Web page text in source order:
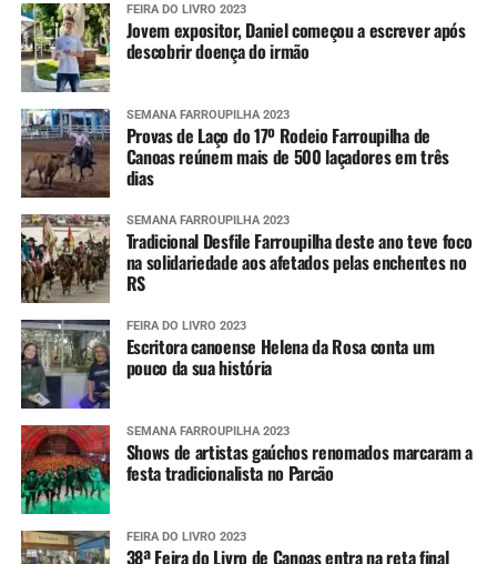
FEIRA DO LIVRO 2023
Jovem expositor, Daniel começou a escrever após
descobrir doença do irmão
SEMANA FARROUPILHA 2023
Provas de Laço do 17º Rodeio Farroupilha de
Canoas reúnem mais de 500 laçadores em três
dias
SEMANA FARROUPILHA 2023
Tradicional Desfile Farroupilha deste ano teve foco
na solidariedade aos afetados pelas enchentes no
RS
FEIRA DO LIVRO 2023
Escritora canoense Helena da Rosa conta um
pouco da sua história
SEMANA FARROUPILHA 2023
Shows de artistas gaúchos renomados marcaram a
festa tradicionalista no Parcão
FEIRA DO LIVRO 2023
38ª Feira do Livro de Canoas entra na reta final